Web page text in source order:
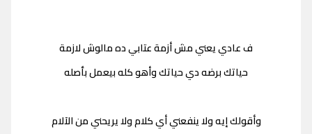
ف عادي يعني مش أزمة عتابي ده مالوش لازمة
حياتك برضه دي حياتك وأهو كله بيعمل بأصله
وأقولك إيه ولا ينفعني أي كلام ولا يريحني من الآلام